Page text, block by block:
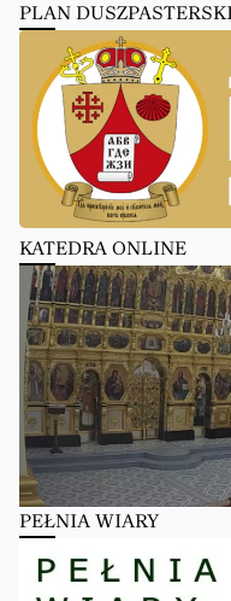
PLAN
KATEDRA ONLINE
PEŁNIA WIARY